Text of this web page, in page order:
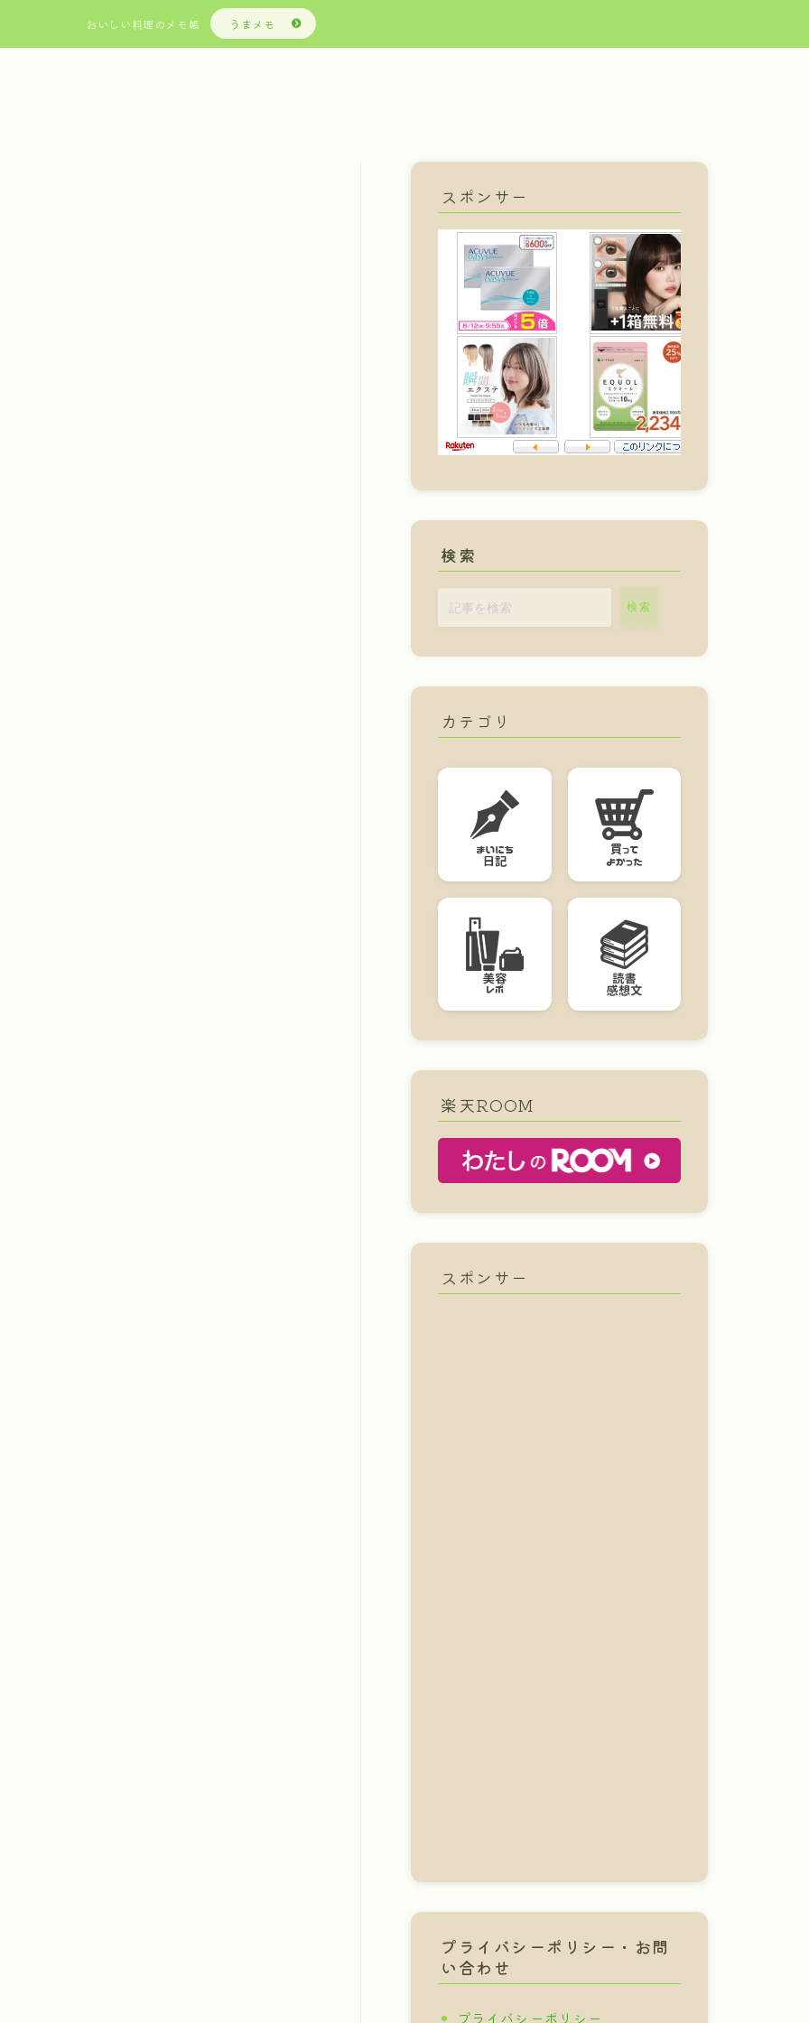
おいしい料理のメモ帳 うまメモ
スポンサー
検索
検索
カテゴリ
楽天ROOM
スポンサー
プライバシーポリシー・お問
い合わせ
プライバシーポリシー